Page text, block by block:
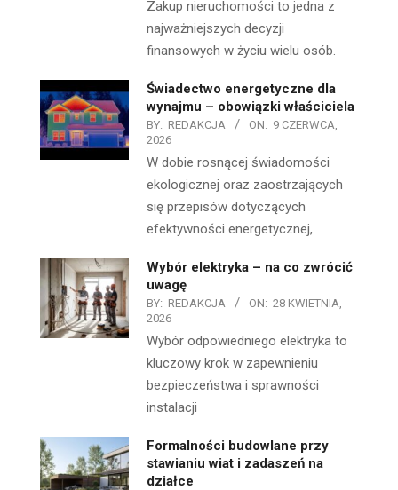
Zakup nieruchomości to jedna z
najważniejszych decyzji
finansowych w życiu wielu osób.
Świadectwo energetyczne dla
wynajmu – obowiązki właściciela
BY: REDAKCJA ON: 9 CZERWCA,
2026
W dobie rosnącej świadomości
ekologicznej oraz zaostrzających
się przepisów dotyczących
efektywności energetycznej,
Wybór elektryka – na co zwrócić
uwagę
BY: REDAKCJA ON: 28 KWIETNIA,
2026
Wybór odpowiedniego elektryka to
kluczowy krok w zapewnieniu
bezpieczeństwa i sprawności
instalacji
Formalności budowlane przy
stawianiu wiat i zadaszeń na
działce